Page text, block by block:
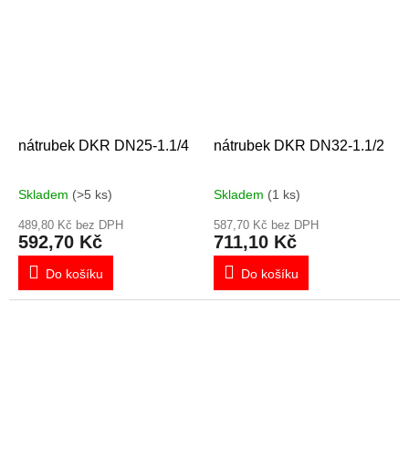
nátrubek DKR DN25-1.1/4
Skladem (>5 ks)
489,80 Kč bez DPH
592,70 Kč
Do košíku
nátrubek DKR DN32-1.1/2
Skladem (1 ks)
587,70 Kč bez DPH
711,10 Kč
Do košíku